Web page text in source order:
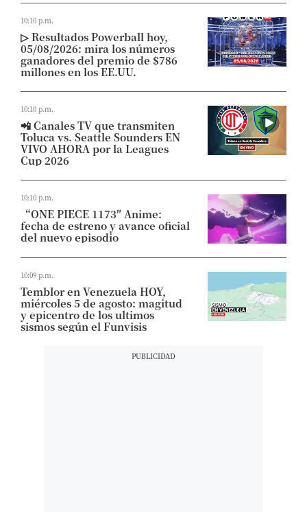
10:10 p.m.
▷ Resultados Powerball hoy,
05/08/2026: mira los números
ganadores del premio de $786
millones en los EE.UU.
10:10 p.m.
📲 Canales TV que transmiten
Toluca vs. Seattle Sounders EN
VIVO AHORA por la Leagues
Cup 2026
10:10 p.m.
“ONE PIECE 1173″ Anime:
fecha de estreno y avance oficial
del nuevo episodio
10:09 p.m.
Temblor en Venezuela HOY,
miércoles 5 de agosto: magitud
y epicentro de los ultimos
sismos según el Funvisis